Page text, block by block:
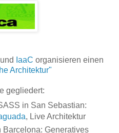
IaaC organisieren einen
Architektur"
gegliedert:
in San Sebastian:
, Live Architektur
Barcelona: Generatives